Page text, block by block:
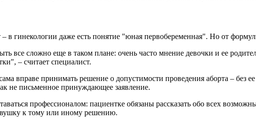
в гинекологии даже есть понятие "юная первобеременная". Но от
все сложно еще в таком плане: очень часто мнение девочки и ее
– считает специалист.
вправе принимать решение о допустимости проведения аборта –
не письменное принуждающее заявление.
профессионалом: пациентке обязаны рассказать обо всех
к тому или иному решению.